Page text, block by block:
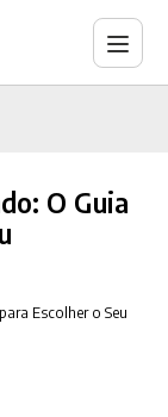
para Escolher o
O Guia